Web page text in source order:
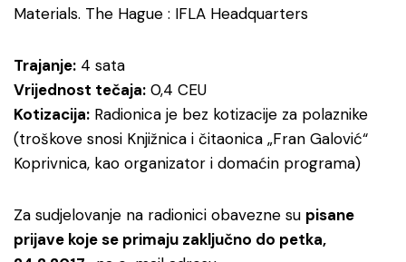
Materials. The Hague : IFLA Headquarters
Trajanje: 4 sata
Vrijednost tečaja: 0,4 CEU
Kotizacija: Radionica je bez kotizacije za polaznike
(troškove snosi Knjižnica i čitaonica „Fran Galović“
Koprivnica, kao organizator i domaćin programa)
Za sudjelovanje na radionici obavezne su pisane
prijave koje se primaju zaključno do petka,